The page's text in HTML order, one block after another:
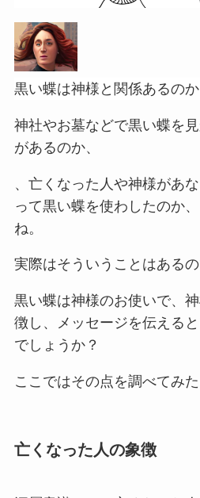
黒い蝶は神様と関係あるのか
神社やお墓などで黒い蝶を
があるのか、
、亡くなった人や神様があ
って黒い蝶を使わしたのか
ね。
実際はそういうことはあるの
黒い蝶は神様のお使いで、
徴し、メッセージを伝える
でしょうか？
ここではその点を調べてみた
亡くなった人の象徴